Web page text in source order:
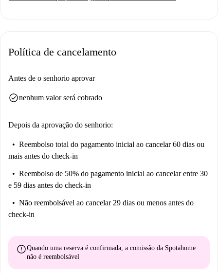
Política de cancelamento
Antes de o senhorio aprovar
check_circlenenhum valor será cobrado
Depois da aprovação do senhorio:
Reembolso total do pagamento inicial ao cancelar 60 dias ou
mais antes do check-in
Reembolso de 50% do pagamento inicial ao cancelar entre 30
e 59 dias antes do check-in
Não reembolsável ao cancelar 29 dias ou menos antes do
check-in
errorQuando uma reserva é confirmada, a comissão da Spotahome
não é reembolsável